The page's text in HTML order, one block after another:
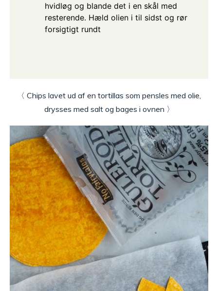
hvidløg og blande det i en skål med
resterende. Hæld olien i til sidst og rør
forsigtigt rundt
〈 Chips lavet ud af en tortillas som pensles med olie,
drysses med salt og bages i ovnen 〉